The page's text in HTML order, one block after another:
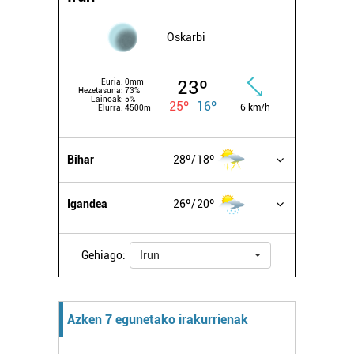
Oskarbi
Euria: 0mm
Hezetasuna: 73%
Lainoak: 5%
Elurra: 4500m
23º
25º 16º 6 km/h
Bihar 28º 18º
Igandea 26º 20º
Gehiago: Irun
Azken 7 egunetako irakurrienak